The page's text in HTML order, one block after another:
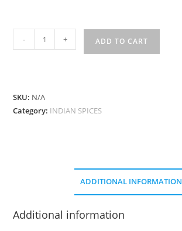
লঙ্কা
Lanka
quantity
- + ADD TO CART
SKU: N/A
Category: INDIAN SPICES
ADDITIONAL INFORMATION
Additional information